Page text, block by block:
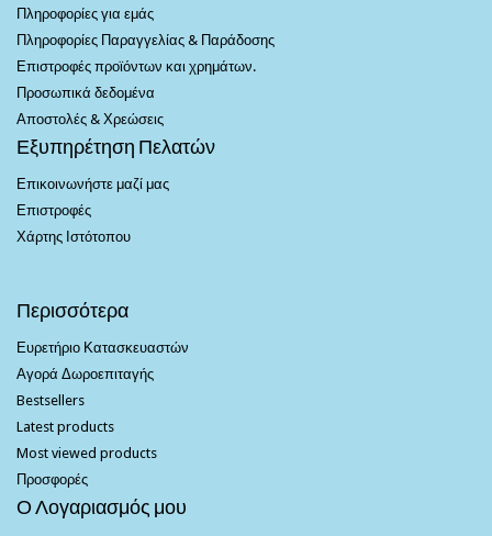
Πληροφορίες για εμάς
Πληροφορίες Παραγγελίας & Παράδοσης
Επιστροφές προϊόντων και χρημάτων.
Προσωπικά δεδομένα
Αποστολές & Χρεώσεις
Εξυπηρέτηση Πελατών
Επικοινωνήστε μαζί μας
Επιστροφές
Χάρτης Ιστότοπου
Περισσότερα
Ευρετήριο Κατασκευαστών
Αγορά Δωροεπιταγής
Bestsellers
Latest products
Most viewed products
Προσφορές
Ο Λογαριασμός μου